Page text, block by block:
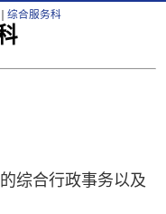
综合服务科
综合行政事务以及